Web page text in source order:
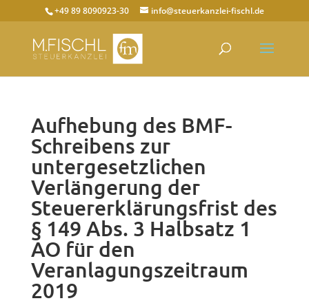
+49 89 8090923-30 info@steuerkanzlei-fischl.de
Aufhebung des BMF-
Schreibens zur
untergesetzlichen
Verlängerung der
Steuererklärungsfrist des
§ 149 Abs. 3 Halbsatz 1
AO für den
Veranlagungszeitraum
2019